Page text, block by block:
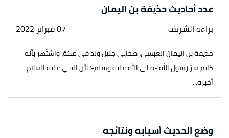
عدد أحاديث حذيفة بن اليمان
براءه الشريف 07 فبراير 2022
حذيفة بن اليمان العبسي، صحابي جليل ولد في مكة، واشتُهر بأنّه
كاتم سرّ رسول الله -صلى الله عليه وسلم-؛ لأن النبي عليه السلام
أخبره...
وضع الحديث أسبابه ونتائجه